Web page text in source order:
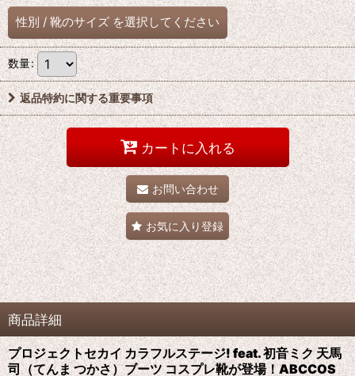
性別 / 靴のサイズ を選択してください
数量:
返品特約に関する重要事項
カートに入れる
お問い合わせ
お気に入り登録
商品詳細
プロジェクトセカイ カラフルステージ! feat. 初音ミク 天馬
司（てんま つかさ）ブーツ コスプレ靴が登場！ABCCOS